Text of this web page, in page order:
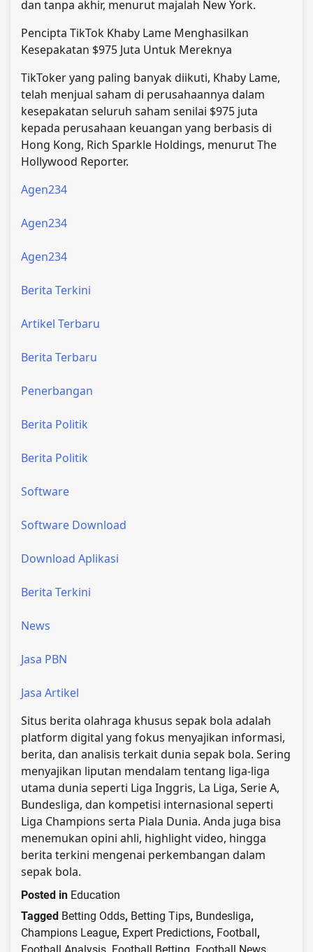
dan tanpa akhir, menurut majalah New York.
Pencipta TikTok Khaby Lame Menghasilkan
Kesepakatan $975 Juta Untuk Mereknya
TikToker yang paling banyak diikuti, Khaby Lame,
telah menjual saham di perusahaannya dalam
kesepakatan seluruh saham senilai $975 juta
kepada perusahaan keuangan yang berbasis di
Hong Kong, Rich Sparkle Holdings, menurut The
Hollywood Reporter.
Agen234
Agen234
Agen234
Berita Terkini
Artikel Terbaru
Berita Terbaru
Penerbangan
Berita Politik
Berita Politik
Software
Software Download
Download Aplikasi
Berita Terkini
News
Jasa PBN
Jasa Artikel
Situs berita olahraga khusus sepak bola adalah
platform digital yang fokus menyajikan informasi,
berita, dan analisis terkait dunia sepak bola. Sering
menyajikan liputan mendalam tentang liga-liga
utama dunia seperti Liga Inggris, La Liga, Serie A,
Bundesliga, dan kompetisi internasional seperti
Liga Champions serta Piala Dunia. Anda juga bisa
menemukan opini ahli, highlight video, hingga
berita terkini mengenai perkembangan dalam
sepak bola.
Posted in Education
Tagged Betting Odds, Betting Tips, Bundesliga,
Champions League, Expert Predictions, Football ,